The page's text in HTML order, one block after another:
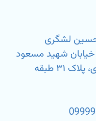
حسین لشگری
شهید مسعود
آزمون نیا، کارخانه نوآوری آزادی، پلاک ۳۱ طبقه